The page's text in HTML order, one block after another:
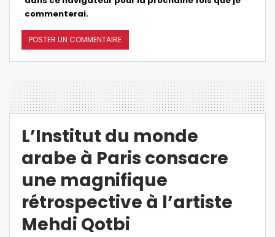
commenterai.
L’Institut du monde
arabe à Paris consacre
une magnifique
rétrospective à l’artiste
Mehdi Qotbi